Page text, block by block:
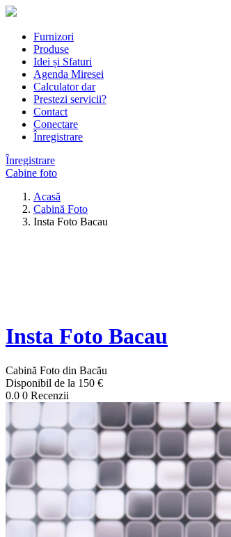
Furnizori
Produse
Idei și Sfaturi
Agenda Miresei
Calculator dar
Prestezi servicii?
Contact
Conectare
Înregistrare
Înregistrare
Cabine foto
Acasă
Cabină Foto
Insta Foto Bacau
Insta Foto Bacau
Cabină Foto din Bacău
Disponibil de la 150 €
0.0 0 Recenzii